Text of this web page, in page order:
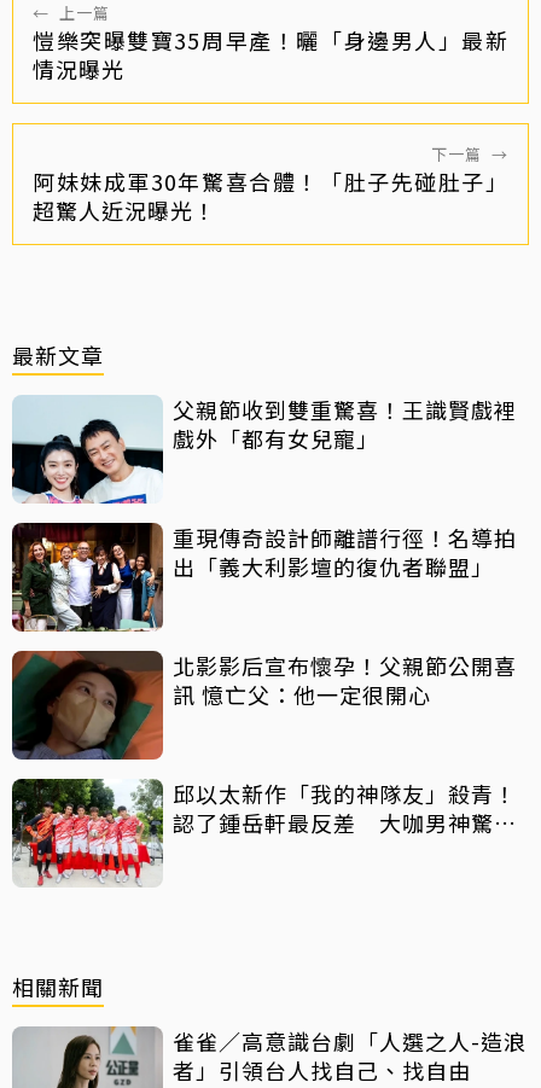
← 上一篇
愷樂突曝雙寶35周早產！曬「身邊男人」最新
情況曝光
下一篇 →
阿妹妹成軍30年驚喜合體！「肚子先碰肚子」
超驚人近況曝光！
最新文章
父親節收到雙重驚喜！王識賢戲裡
戲外「都有女兒寵」
重現傳奇設計師離譜行徑！名導拍
出「義大利影壇的復仇者聯盟」
北影影后宣布懷孕！父親節公開喜
訊 憶亡父：他一定很開心
邱以太新作「我的神隊友」殺青！
認了鍾岳軒最反差 大咖男神驚喜
相關新聞
雀雀／高意識台劇「人選之人-造浪
者」引領台人找自己、找自由